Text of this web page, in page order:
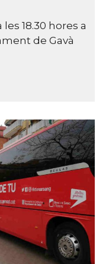
18.30 hores a
de Gavà